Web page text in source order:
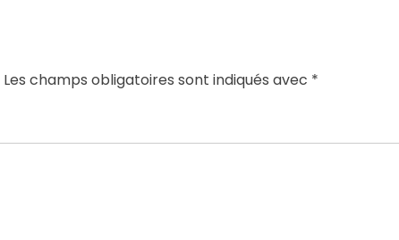
Les champs obligatoires sont indiqués avec *